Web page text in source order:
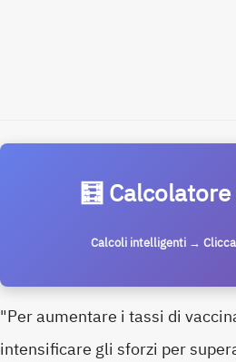
🧮
Calcoli intelligenti →
"Per aumentare i tassi di
intensificare gli sforzi per